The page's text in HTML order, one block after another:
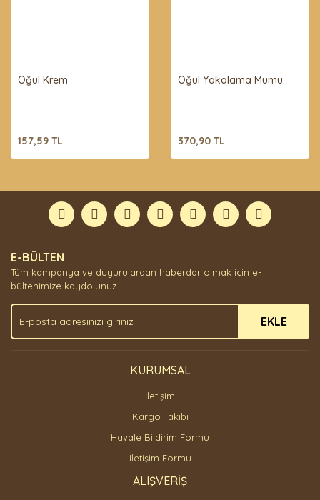
Oğul Krem
157,59 TL
Oğul Yakalama Mumu
370,90 TL
E-BÜLTEN
Tüm kampanya ve duyurulardan haberdar olmak için e-
bültenimize kaydolunuz.
EKLE
KURUMSAL
İletişim
Kargo Takibi
Havale Bildirim Formu
İletişim Formu
ALIŞVERİŞ